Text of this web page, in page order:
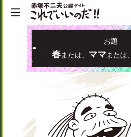
お題
春または、 ママ または、